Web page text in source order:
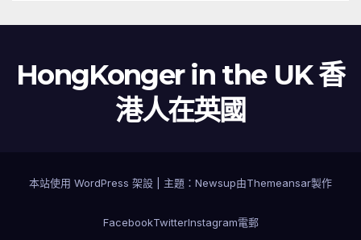
HongKonger in the UK 香
港人在英國
本站使用 WordPress 架設 主題： Newsup由Themeansar製作
FacebookTwitterInstagram電郵